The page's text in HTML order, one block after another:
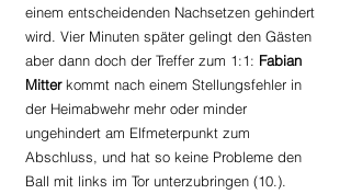
einem entscheidenden Nachsetzen gehindert
wird. Vier Minuten später gelingt den Gästen
aber dann doch der Treffer zum 1:1: Fabian
Mitter kommt nach einem Stellungsfehler in
der Heimabwehr mehr oder minder
ungehindert am Elfmeterpunkt zum
Abschluss, und hat so keine Probleme den
Ball mit links im Tor unterzubringen (10.).